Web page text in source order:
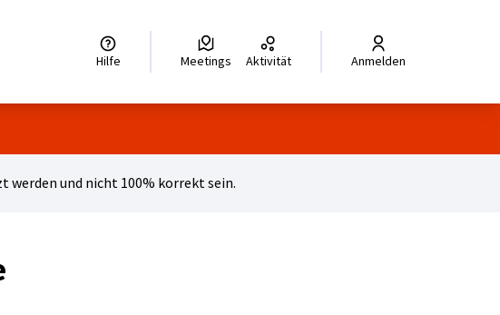
Elegir el idioma Choisir la langueWybierz język Dil seçinizزبان را انتخاب کنید Hilfe Meetings Aktivität Anmelden
und nicht 100% korrekt sein.